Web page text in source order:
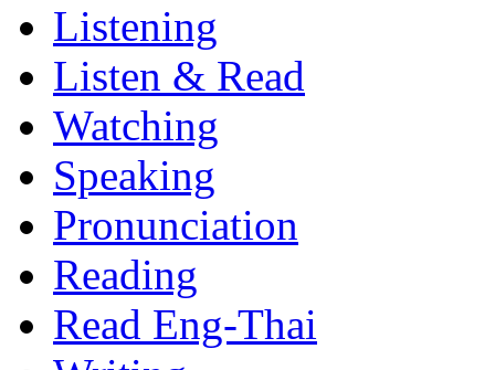
Listening
Listen & Read
Watching
Speaking
Pronunciation
Reading
Read Eng-Thai